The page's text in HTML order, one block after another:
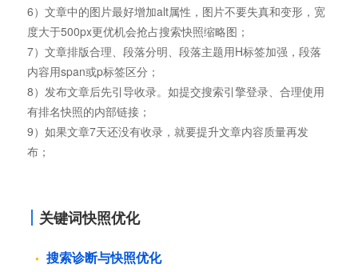
6）文章中的图片最好增加alt属性，图片不要失真和变形，宽
度大于500px更优机会抢占搜索快照缩略图；
7）文章排版合理、段落分明、段落主题用H标签加强，段落
内容用span或p标签区分；
8）发布文章后先引导收录。如提交搜索引擎登录、合理使用
有排名快照的内部链接；
9）如果文章7天还没有收录，就要提升文章内容质量再发
布；
关键词快照优化
搜索诊断与快照优化